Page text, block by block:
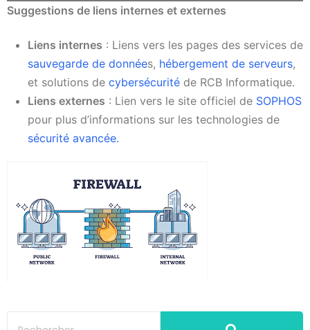
Suggestions de liens internes et externes
Liens internes : Liens vers les pages des services de
sauvegarde de données, hébergement de serveurs,
et solutions de cybersécurité de RCB Informatique.
Liens externes : Lien vers le site officiel de SOPHOS
pour plus d’informations sur les technologies de
sécurité avancée.